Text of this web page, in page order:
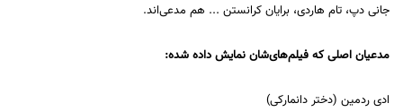
جانی دپ، تام هاردی، برایان کرانستن ... هم مدعی‌اند.
مدعیان اصلی که فیلم‌های‌شان نمایش داده شده:
ادی ردمین (دختر دانمارکی)